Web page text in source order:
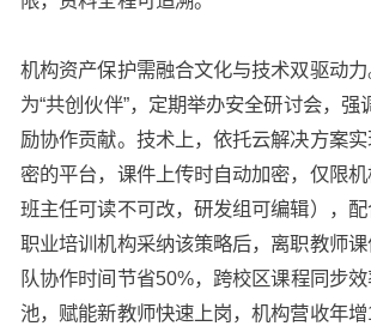
机构资产保护需融合文化与技术双驱动
为“共创伙伴”，定期举办安全研讨会，
励协作贡献。技术上，依托云解决方案
密的平台，课件上传时自动加密，仅限
班主任可读不可改，研发组可编辑），
职业培训机构采纳该策略后，离职教师
队协作时间节省50%，跨校区课程同步
池，赋能新教师快速上岗，机构营收年增